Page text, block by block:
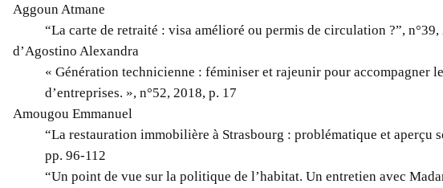
Aggoun Atmane
“La carte de retraité : visa amélioré ou permis de circulation ?”,
d’Agostino Alexandra
« Génération technicienne : féminiser et rajeunir pour accompagner
d’entreprises. », n°52, 2018, p. 17
Amougou Emmanuel
“La restauration immobilière à Strasbourg : problématique et aperçu
pp. 96-112
“Un point de vue sur la politique de l’habitat. Un entretien avec